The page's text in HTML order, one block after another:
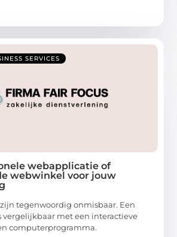
SERVICES
webapplicatie of
webwinkel voor jouw
tegenwoordig onmisbaar. Een
vergelijkbaar met een interactieve
computerprogramma.